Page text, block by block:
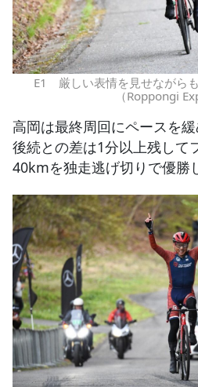
E1 厳しい表情を見せながら
（Roppongi
高岡は最終周回にペースを
後続との差は1分以上残して
40kmを独走逃げ切りで優勝